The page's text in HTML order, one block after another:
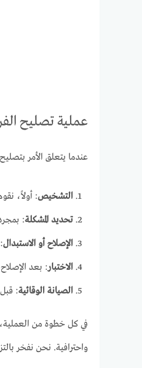
عملية تصليح
عندما يتعلق الأمر
التشخيص: أولاً،
تحديد المشكلة:
الإصلاح أو الاستبدال
الاختبار: بعد
الصيانة الوقائية:
في كل خطوة من
واحترافية. نحن نفخر